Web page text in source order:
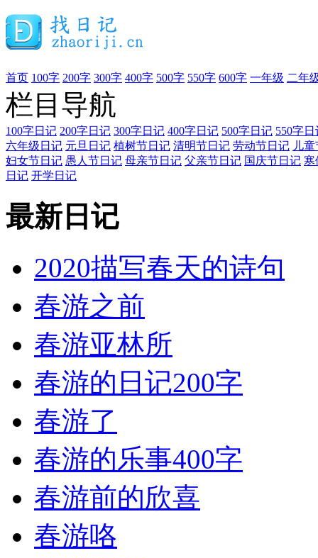
首页 100字 200字 300字 400字 500字 550字 600字 一年级 二年
栏目导航
100字日记 200字日记 300字日记 400字日记 500字日记 550字日
六年级日记 元旦日记 植树节日记 清明节日记 劳动节日记 儿
妇女节日记 愚人节日记 母亲节日记 父亲节日记 国庆节日记 寒
日记 开学日记
最新日记
2020描写春天的诗句
春游之前
春游亚林所
春游的日记200字
春游了
春游的乐事400字
春游前的欣喜
春游咯